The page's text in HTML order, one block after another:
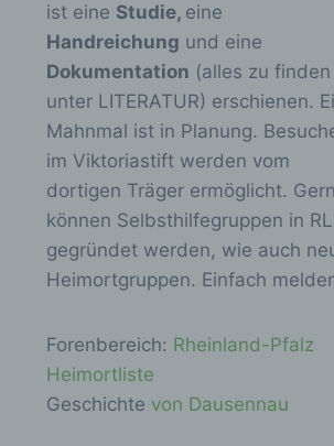
ist eine Studie, eine
Handreichung und eine
Dokumentation (alles zu finden
unter LITERATUR) erschienen.
Mahnmal ist in Planung.
im Viktoriastift werden vom
dortigen Träger ermöglicht. Gern
können Selbsthilfegruppen in
gegründet werden, wie auch
Heimortgruppen. Einfach
Forenbereich: Rheinland-Pfalz
Heimortliste
Geschichte von Dausennau